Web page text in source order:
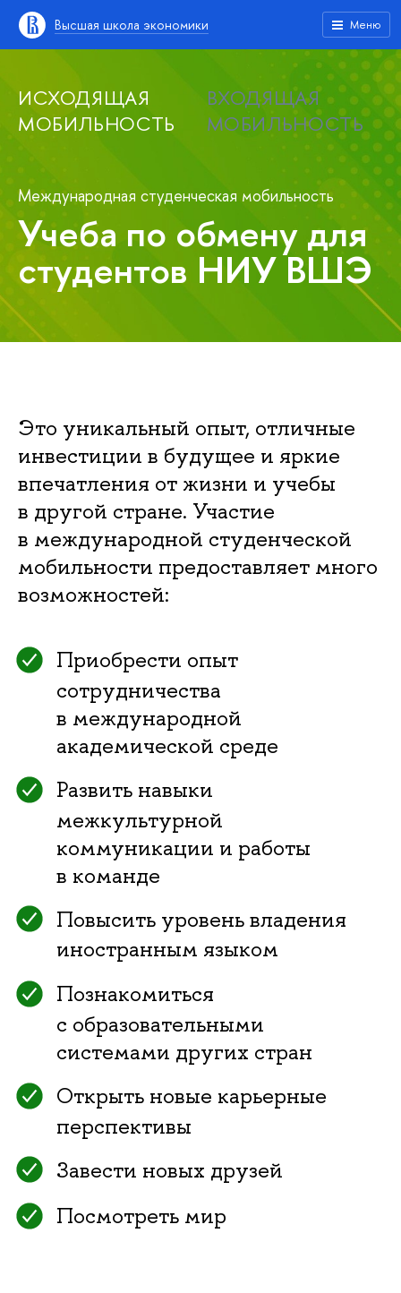
Высшая школа экономики Меню
ИСХОДЯЩАЯ
МОБИЛЬНОСТЬ
ВХОДЯЩАЯ
МОБИЛЬНОСТЬ
Международная студенческая мобильность
Учеба по обмену для
студентов НИУ ВШЭ
Это уникальный опыт, отличные
инвестиции в будущее и яркие
впечатления от жизни и учебы
в другой стране. Участие
в международной студенческой
мобильности предоставляет много
возможностей:
Приобрести опыт
сотрудничества
в международной
академической среде
Развить навыки
межкультурной
коммуникации и работы
в команде
Повысить уровень владения
иностранным языком
Познакомиться
с образовательными
системами других стран
Открыть новые карьерные
перспективы
Завести новых друзей
Посмотреть мир